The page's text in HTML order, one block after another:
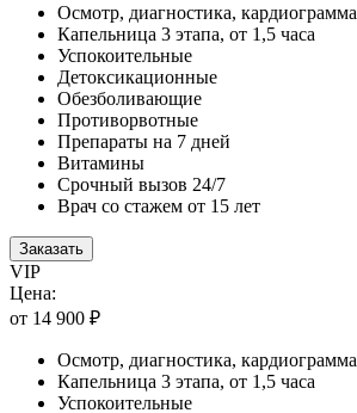
Осмотр, диагностика, кардиограмма
Капельница 3 этапа, от 1,5 часа
Успокоительные
Детоксикационные
Обезболивающие
Противорвотные
Препараты на 7 дней
Витамины
Срочный вызов 24/7
Врач со стажем от 15 лет
Заказать
VIP
Цена:
от 14 900 ₽
Осмотр, диагностика, кардиограмма
Капельница 3 этапа, от 1,5 часа
Успокоительные